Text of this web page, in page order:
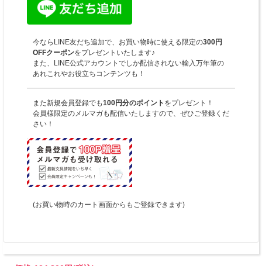
今ならLINE友だち追加で、お買い物時に使える限定の300円
OFFクーポンをプレゼントいたします♪
また、LINE公式アカウントでしか配信されない輸入万年筆の
あれこれやお役立ちコンテンツも！
また新規会員登録でも100円分のポイント をプレゼント！
会員様限定のメルマガも配信いたしますので、ぜひご登録くだ
さい！
(お買い物時のカート画面からもご登録できます)